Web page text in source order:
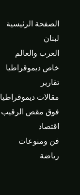
الصفحة الرئيسية
لبنان
العرب والعالم
خاص ديموقراطيا
تقارير
مقالات ديموقراطيا
فوق مقص الرقيب
اقتصاد
فن ومنوعات
رياضة